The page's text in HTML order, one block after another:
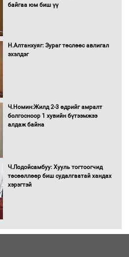
орчныг бүрдүүллээ
баримт
байгаа юм биш үү
Н.Алтанхуяг: Зураг төслөөс авлигал
эхэлдэг
Ч.Номин:Жилд 2-3 өдрийг амралт
болгосноор 1 хувийн бүтээмжээ
алдаж байна
Ч.Лодойсамбуу: Хууль тогтоогчид
төсөөллөөр биш судалгаатай хандах
хэрэгтэй